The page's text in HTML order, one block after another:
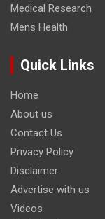
Medical Research
Mens Health
Quick Links
Home
About us
Contact Us
Privacy Policy
Disclaimer
Advertise with us
Videos